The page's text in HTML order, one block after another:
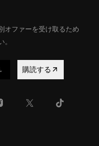
オファーを受け取るため
。
購読する